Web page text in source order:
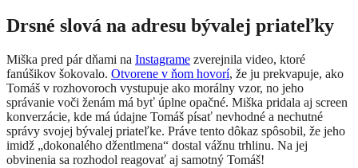
Drsné slová na adresu bývalej priateľky
Miška pred pár dňami na Instagrame zverejnila video, ktoré
fanúšikov šokovalo. Otvorene v ňom hovorí, že ju prekvapuje, ako
Tomáš v rozhovoroch vystupuje ako morálny vzor, no jeho
správanie voči ženám má byť úplne opačné. Miška pridala aj screen
konverzácie, kde má údajne Tomáš písať nevhodné a nechutné
správy svojej bývalej priateľke. Práve tento dôkaz spôsobil, že jeho
imidž „dokonalého džentlmena“ dostal vážnu trhlinu. Na jej
obvinenia sa rozhodol reagovať aj samotný Tomáš!